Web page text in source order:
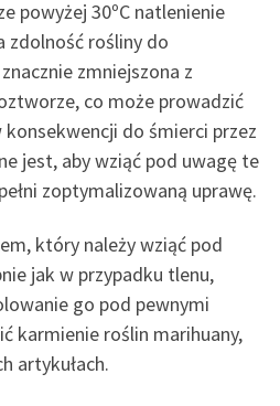
powyżej 30ºC natlenienie
zdolność rośliny do
zmniejszona z
co może prowadzić
do śmierci przez
jest, aby wziąć pod uwagę te
zoptymalizowaną uprawę.
który należy wziąć pod
jak w przypadku tlenu,
go pod pewnymi
karmienie roślin marihuany,
artykułach.